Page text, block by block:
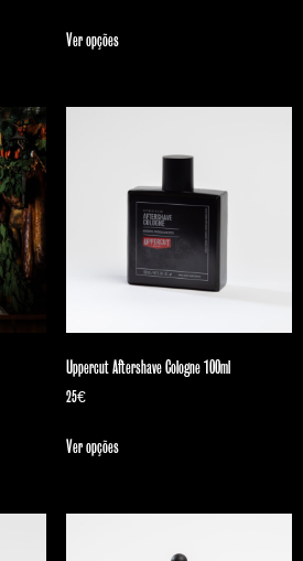
Ver opções
Uppercut Aftershave Cologne 100ml
25€
Ver opções